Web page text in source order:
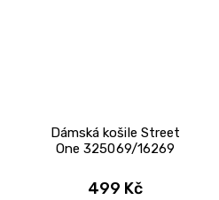
Dámská košile Street
One 325069/16269
499 Kč